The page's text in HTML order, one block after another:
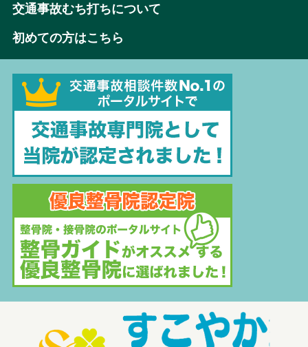
交通事故むち打ちについて
初めての方はこちら